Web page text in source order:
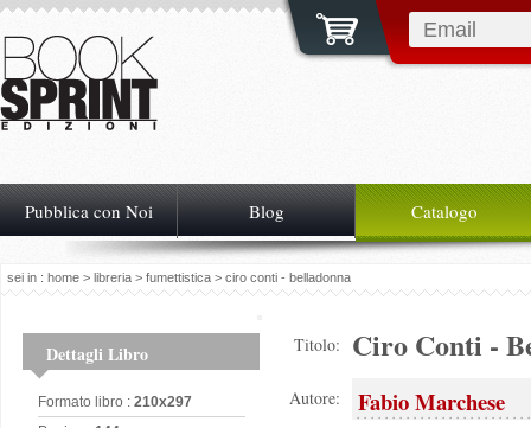
Pubblica con Noi Blog Catalogo
sei in : home > libreria > fumettistica > ciro conti - belladonna
Dettagli Libro
Formato libro : 210x297
Titolo: Ciro Conti -
Autore: Fabio Marchese